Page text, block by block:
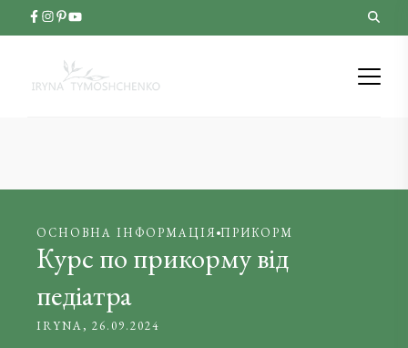
ОСНОВНА ІНФОРМАЦІЯ ПРИКОРМ
Курс по прикорму від
педіатра
IRYNA 26.09.2024